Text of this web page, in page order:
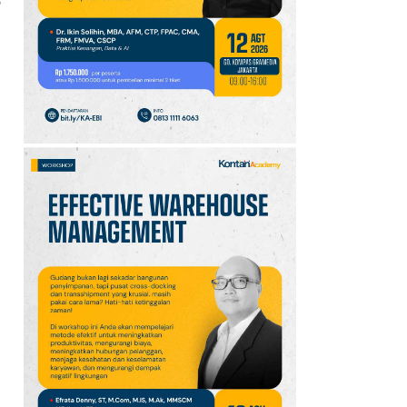
Reforestathon